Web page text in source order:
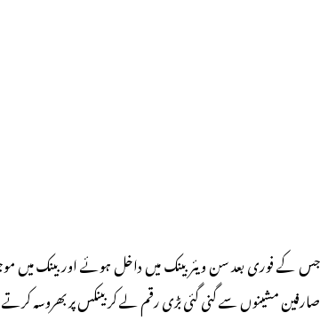
صارفین مشینوں سے گنی گئی بڑی رقم لے کر بینکس پر بھروسہ